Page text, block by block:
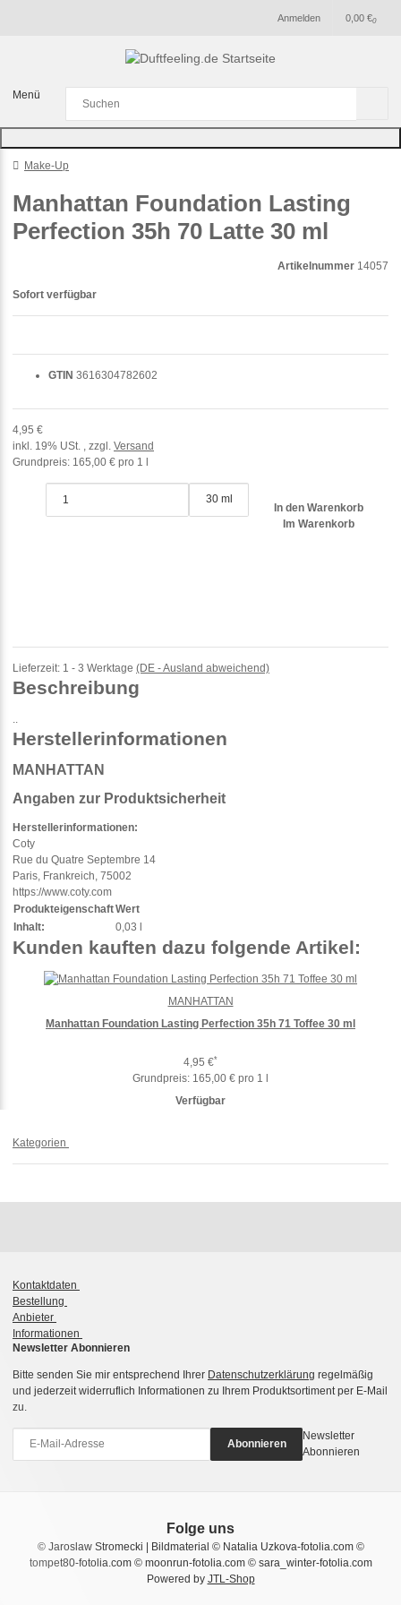
Anmelden 0
0,00 €
Menü
Make-Up
Manhattan Foundation Lasting
Perfection 35h 70 Latte 30 ml
Artikelnummer 14057
GTIN 3616304782602
4,95 €
inkl. 19% USt. , zzgl. Versand
Grundpreis: 165,00 € pro 1 l
30 ml
In den Warenkorb
Im Warenkorb
Sofort verfügbar
Lieferzeit: 1 - 3 Werktage (DE - Ausland abweichend)
Beschreibung
Herstellerinformationen
MANHATTAN
Angaben zur Produktsicherheit
Herstellerinformationen:
Coty
Rue du Quatre Septembre 14
Paris, Frankreich, 75002
https://www.coty.com
ProdukteigenschaftWert
Inhalt:
0,03 l
Kunden kauften dazu folgende Artikel:
Manhattan Foundation Lasting Perfection 35h 71 Toffee 30 ml
4,95 €*
Grundpreis: 165,00 € pro 1 l
Verfügbar
MANHATTAN
Kategorien
Kontaktdaten
Bestellung
Anbieter
Informationen
Newsletter Abonnieren
Bitte senden Sie mir entsprechend Ihrer Datenschutzerklärung regelmäßig
und jederzeit widerruflich Informationen zu Ihrem Produktsortiment per E-Mail
zu.
Abonnieren
Newsletter
Abonnieren
© Jaroslaw Stromecki | Bildmaterial © Natalia Uzkova-fotolia.com ©
tompet80-fotolia.com © moonrun-fotolia.com © sara_winter-fotolia.com
Powered by JTL-Shop
Folge uns